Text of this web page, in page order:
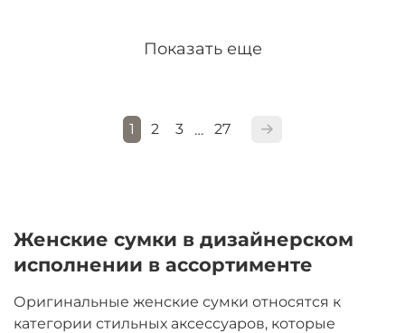
Показать еще
1 2 3 … 27
Женские сумки в дизайнерском
исполнении в ассортименте
Оригинальные женские сумки относятся к
категории стильных аксессуаров, которые